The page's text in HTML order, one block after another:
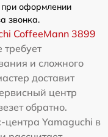
при оформлении
звонка.
CoffeeMann 3899
требует
и сложного
доставит
центр
обратно.
центра Yamaguchi в